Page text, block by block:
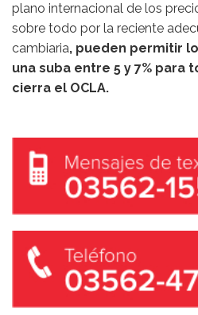
plano internacional de los
sobre todo por la reciente
cambiaria, pueden permitir
una suba entre 5 y 7% para
cierra el OCLA.